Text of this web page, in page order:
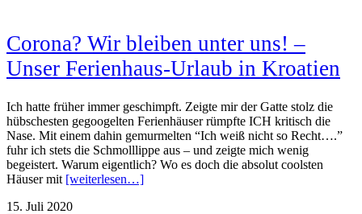
Corona? Wir bleiben unter uns! –
Unser Ferienhaus-Urlaub in Kroatien
Ich hatte früher immer geschimpft. Zeigte mir der Gatte stolz die
hübschesten gegoogelten Ferienhäuser rümpfte ICH kritisch die
Nase. Mit einem dahin gemurmelten “Ich weiß nicht so Recht….”
fuhr ich stets die Schmolllippe aus – und zeigte mich wenig
begeistert. Warum eigentlich? Wo es doch die absolut coolsten
Häuser mit [weiterlesen…]
15. Juli 2020